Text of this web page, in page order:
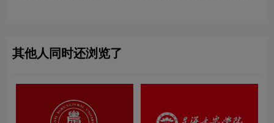
其他人同时还浏览了